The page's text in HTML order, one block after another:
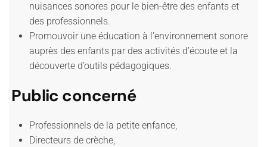
nuisances sonores pour le bien-être des enfants et
des professionnels.
Promouvoir une éducation à l’environnement sonore
auprès des enfants par des activités d’écoute et la
découverte d’outils pédagogiques.
Public concerné
Professionnels de la petite enfance,
Directeurs de crèche,